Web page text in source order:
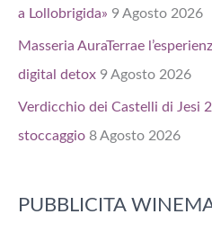
a Lollobrigida» 9 Agosto 2026
Masseria AuraTerrae
digital detox 9 Agosto 2026
Verdicchio dei Castelli di Jesi
stoccaggio 8 Agosto 2026
PUBBLICITA